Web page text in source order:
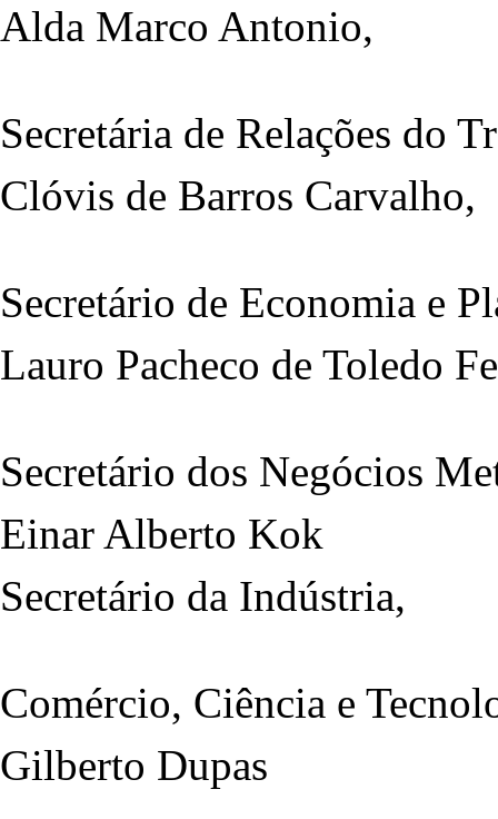
Alda Marco Antonio,
Secretária de Relações do
Clóvis de Barros Carvalho,
Secretário de Economia e
Lauro Pacheco de Toledo
Secretário dos Negócios
Einar Alberto Kok
Secretário da Indústria,
Comércio, Ciência e
Gilberto Dupas